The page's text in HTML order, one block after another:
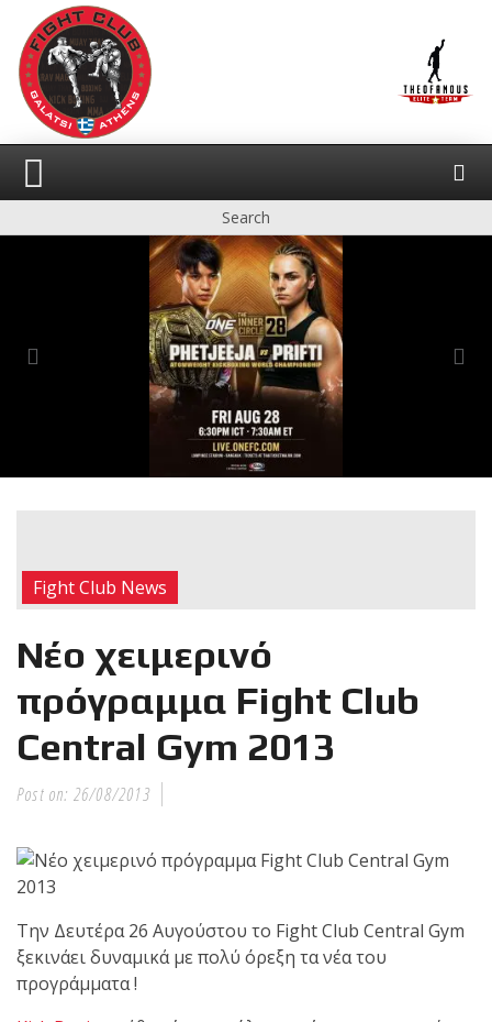
Η Αντωνία
Πρίφτη στο
και πιο
αγώνα της καριέρας της,
διεκδικεί τον 6ο
παγκόσμιο τίτλο της
απέναντι στην Phetjeeja
Championship
Νέα
επίσημα T-
shirts του
Ιωάννη
Fight Club News
Νέο χειμερινό
πρόγραμμα Fight Club
Central Gym 2013
Post on: 26/08/2013
Την Δευτέρα 26 Αυγούστου το Fight Club Central Gym
ξεκινάει δυναμικά με πολύ όρεξη τα νέα του
προγράμματα !